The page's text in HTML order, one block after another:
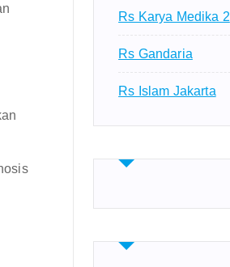
Rs Karya Medika 2
Rs Gandaria
Rs Islam Jakarta